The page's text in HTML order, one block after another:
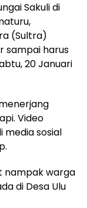
Sakuli di
(Sultra)
sampai harus
20 Januari
Video
media sosial
nampak warga
di Desa Ulu